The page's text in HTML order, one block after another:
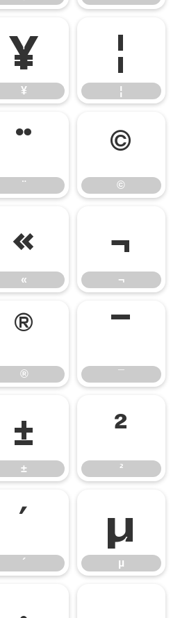
¥
¥
¦
¦
¨
¨
©
©
«
«
¬
¬
®
®
¯
¯
±
±
²
²
´
´
µ
µ